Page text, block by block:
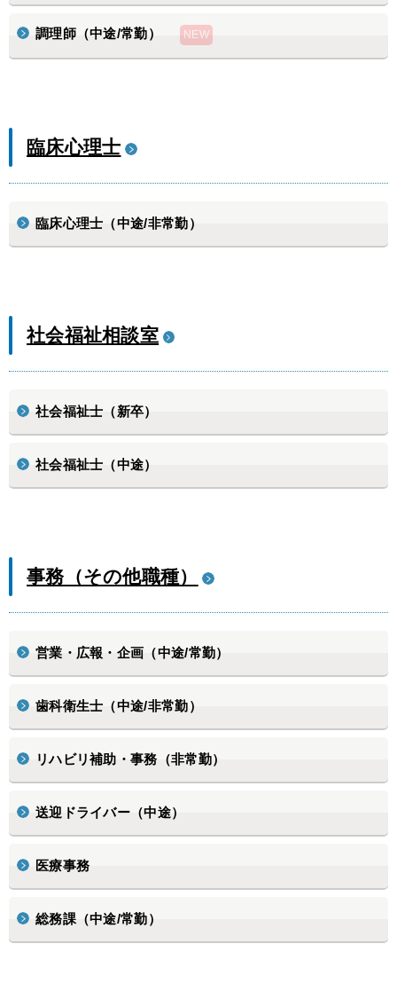
調理師（中途/常勤）
臨床心理士
臨床心理士（中途/非常勤）
社会福祉相談室
社会福祉士（新卒）
社会福祉士（中途）
事務（その他職種）
営業・広報・企画（中途/常勤）
歯科衛生士（中途/非常勤）
リハビリ補助・事務（非常勤）
送迎ドライバー（中途）
医療事務
総務課（中途/常勤）